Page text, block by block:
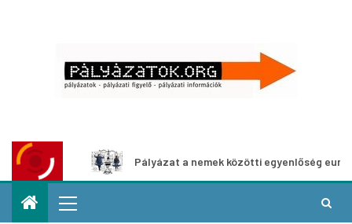
Pályázat a nemek közötti egyenlőség európai